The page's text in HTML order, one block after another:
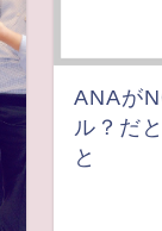
ANAが
ル？だ
と